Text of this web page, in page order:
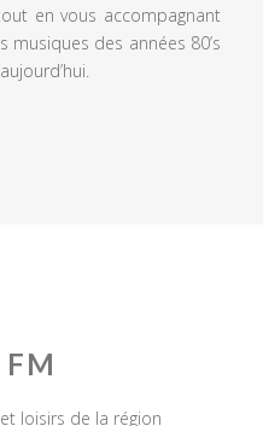
en vous accompagnant
des années 80’s
loisirs de la région